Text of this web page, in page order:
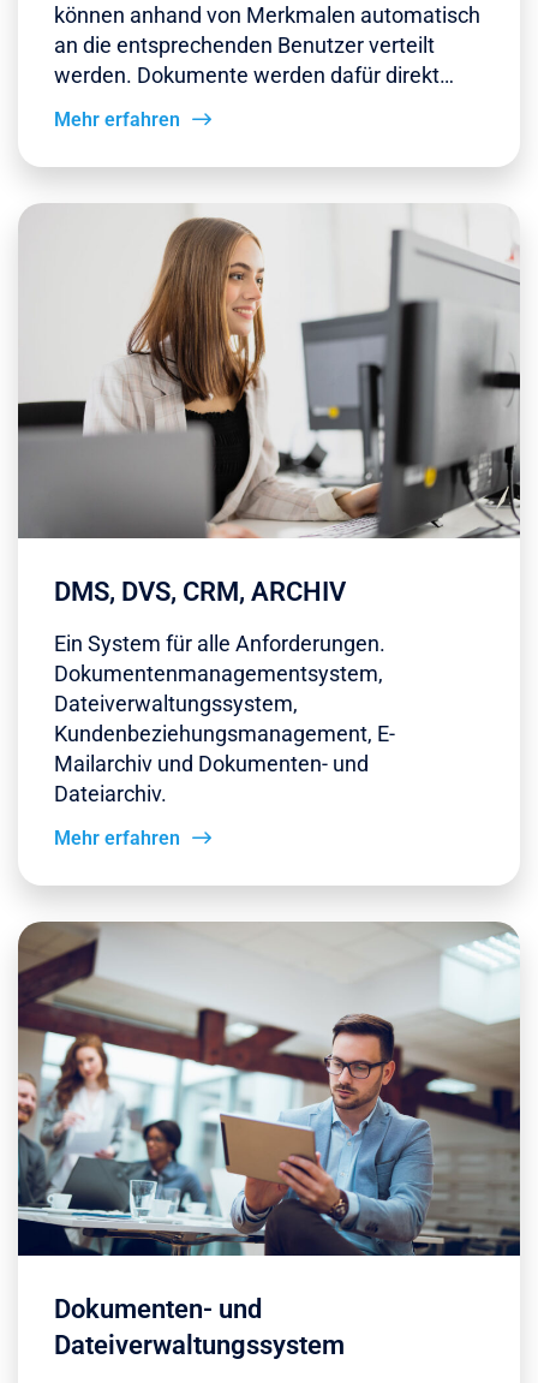
können anhand von Merkmalen automatisch
an die entsprechenden Benutzer verteilt
werden. Dokumente werden dafür direkt…
Mehr erfahren
DMS, DVS, CRM, ARCHIV
Ein System für alle Anforderungen.
Dokumentenmanagementsystem,
Dateiverwaltungssystem,
Kundenbeziehungsmanagement, E-
Mailarchiv und Dokumenten- und
Dateiarchiv.
Mehr erfahren
Dokumenten- und
Dateiverwaltungssystem